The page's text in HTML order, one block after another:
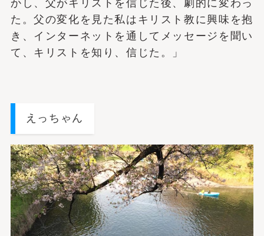
かし、父がキリストを信じた後、劇的に変わっ
た。父の変化を見た私はキリスト教に興味を抱
き、インターネットを通してメッセージを聞い
て、キリストを知り、信じた。」
えっちゃん